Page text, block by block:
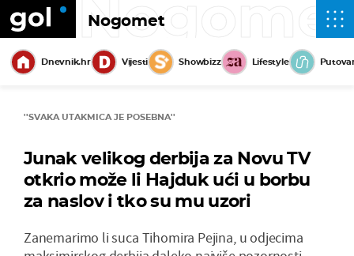
Nogomet
Dnevnik.hr Vijesti Showbizz Lifestyle
''SVAKA UTAKMICA JE POSEBNA''
Junak velikog derbija za Novu TV
otkrio može li Hajduk ući u borbu
za naslov i tko su mu uzori
Zanemarimo li suca Tihomira Pejina, u odjecima